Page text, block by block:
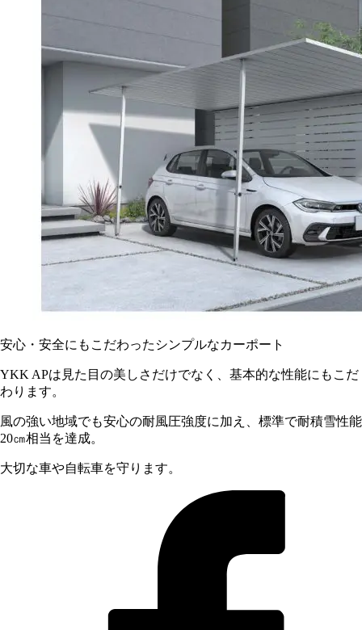
安心・安全にもこだわったシンプルなカーポート
YKK APは見た目の美しさだけでなく、基本的な性能にもこだ
わります。
風の強い地域でも安心の耐風圧強度に加え、標準で耐積雪性能
20㎝相当を達成。
大切な車や自転車を守ります。